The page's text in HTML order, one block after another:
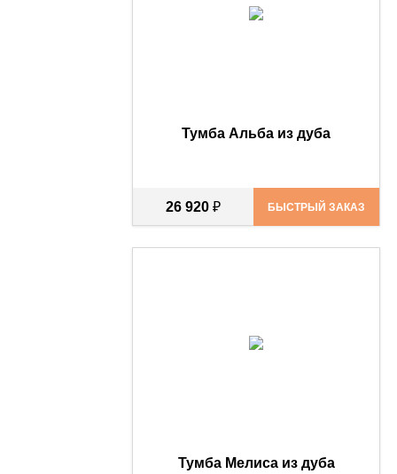
Тумба Альба из дуба
26 920₽ БЫСТРЫЙ ЗАКАЗ
Тумба Мелиса из дуба